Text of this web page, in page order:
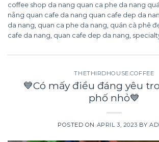
coffee shop da nang quan ca phe da nang
nẵng quan cafe da nang quan cafe dep da
da nang quan ca phe da nang quán cà phê
cafe da nang quan cafe dep da nang
THETHIRDHOUSE.COFFEE
💙Có mấy điều đáng yêu
phố nhỏ💙
POSTED ON APRIL 3, 2023 BY